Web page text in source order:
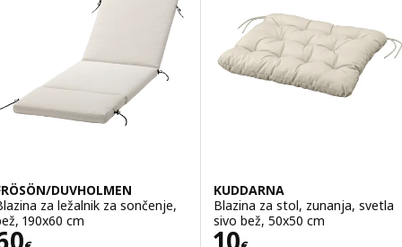
DUVHOLMEN
za ležalnik za sončenje,
190x60 cm
60€
KUDDARNA
Blazina za stol, zunanja, svetla
sivo bež, 50x50 cm
Cena 10€